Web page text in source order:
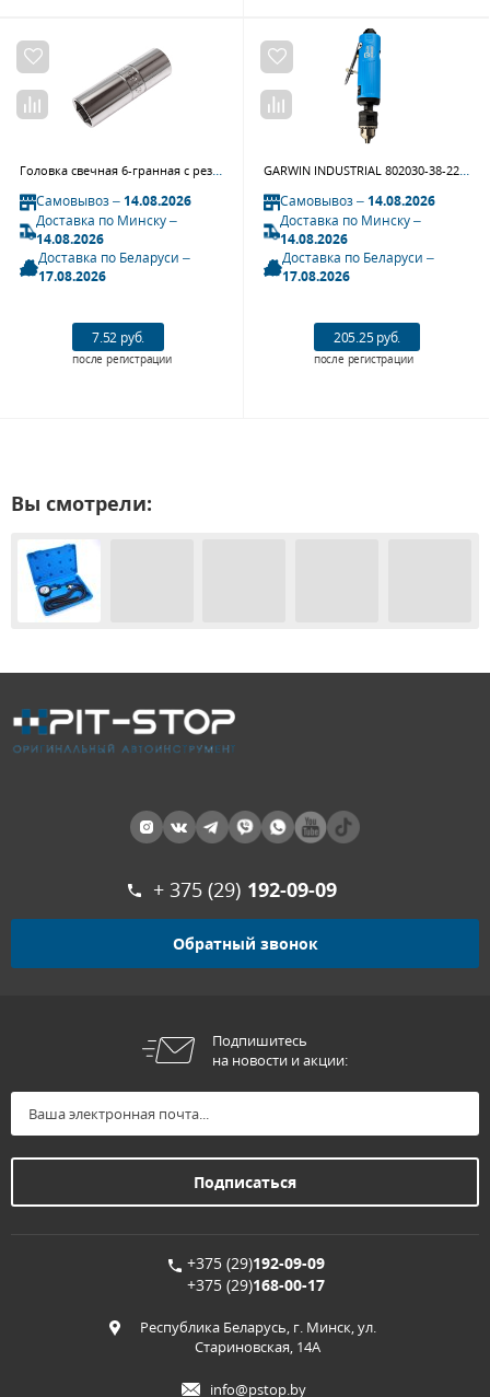
Самовывоз –14.08.2026
Доставка по Минску –
14.08.2026
Доставка по Беларуси –
17.08.2026
7.52 руб.
после регистрации
Самовывоз –14.08.2026
Доставка по Минску –
14.08.2026
Доставка по Беларуси –
17.08.2026
205.25 руб.
после регистрации
Вы смотрели:
+ 375 (29) 192-09-09
Обратный звонок
Подпишитесь
на новости и акции:
+375 (29)192-09-09
+375 (29)168-00-17
Республика Беларусь, г. Минск, ул.
Стариновская, 14А
info@pstop.by